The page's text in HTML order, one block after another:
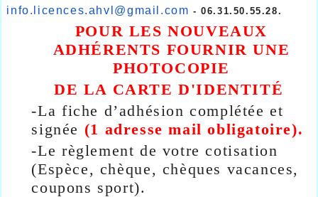
info.licences.ahvl@gmail.com - 06.31.50.55.28.
POUR LES NOUVEAUX
ADHÉRENTS FOURNIR UNE
PHOTOCOPIE
DE LA CARTE D'IDENTITÉ
-La fiche d’adhésion complétée et
signée (1 adresse mail obligatoire).
-Le règlement de votre cotisation
(Espèce, chèque, chèques vacances,
coupons sport).